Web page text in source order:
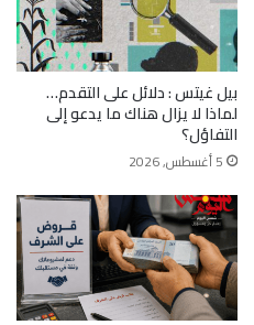
بيل غيتس : دلائل على التقدم…
لماذا لا يزال هناك ما يدعو إلى
التفاؤل؟
5 أغسطس, 2026